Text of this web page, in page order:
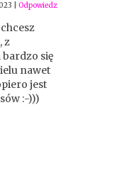
Odpowiedz
z
się
nawet
jest
:-)))